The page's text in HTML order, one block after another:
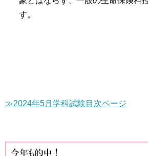
す。
≫2024年5月学科試験目次ページ